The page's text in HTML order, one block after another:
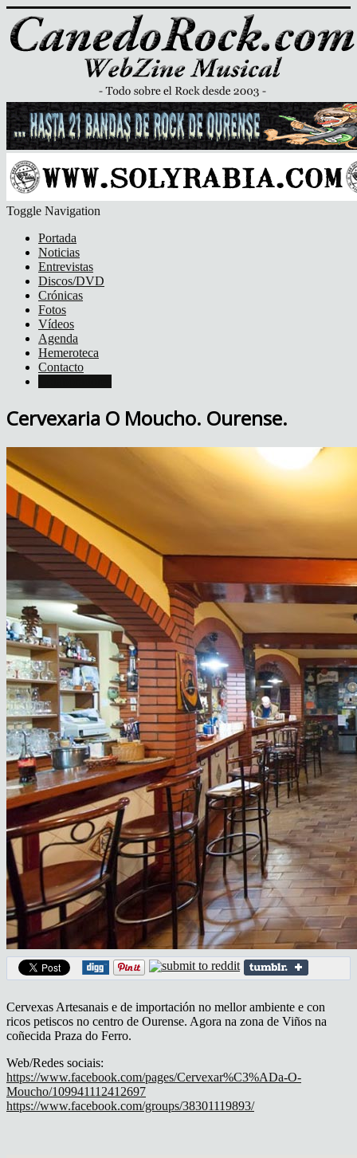
Toggle Navigation
Portada
Noticias
Entrevistas
Discos/DVD
Crónicas
Fotos
Vídeos
Agenda
Hemeroteca
Contacto
Cervexaria O Moucho. Ourense.
Cervexas Artesanais e de importación no mellor ambiente e con
ricos petiscos no centro de Ourense. Agora na zona de Viños na
coñecida Praza do Ferro.
Web/Redes sociais:
https://www.facebook.com/pages/Cervexar%C3%ADa-O-
Moucho/109941112412697
https://www.facebook.com/groups/38301119893/